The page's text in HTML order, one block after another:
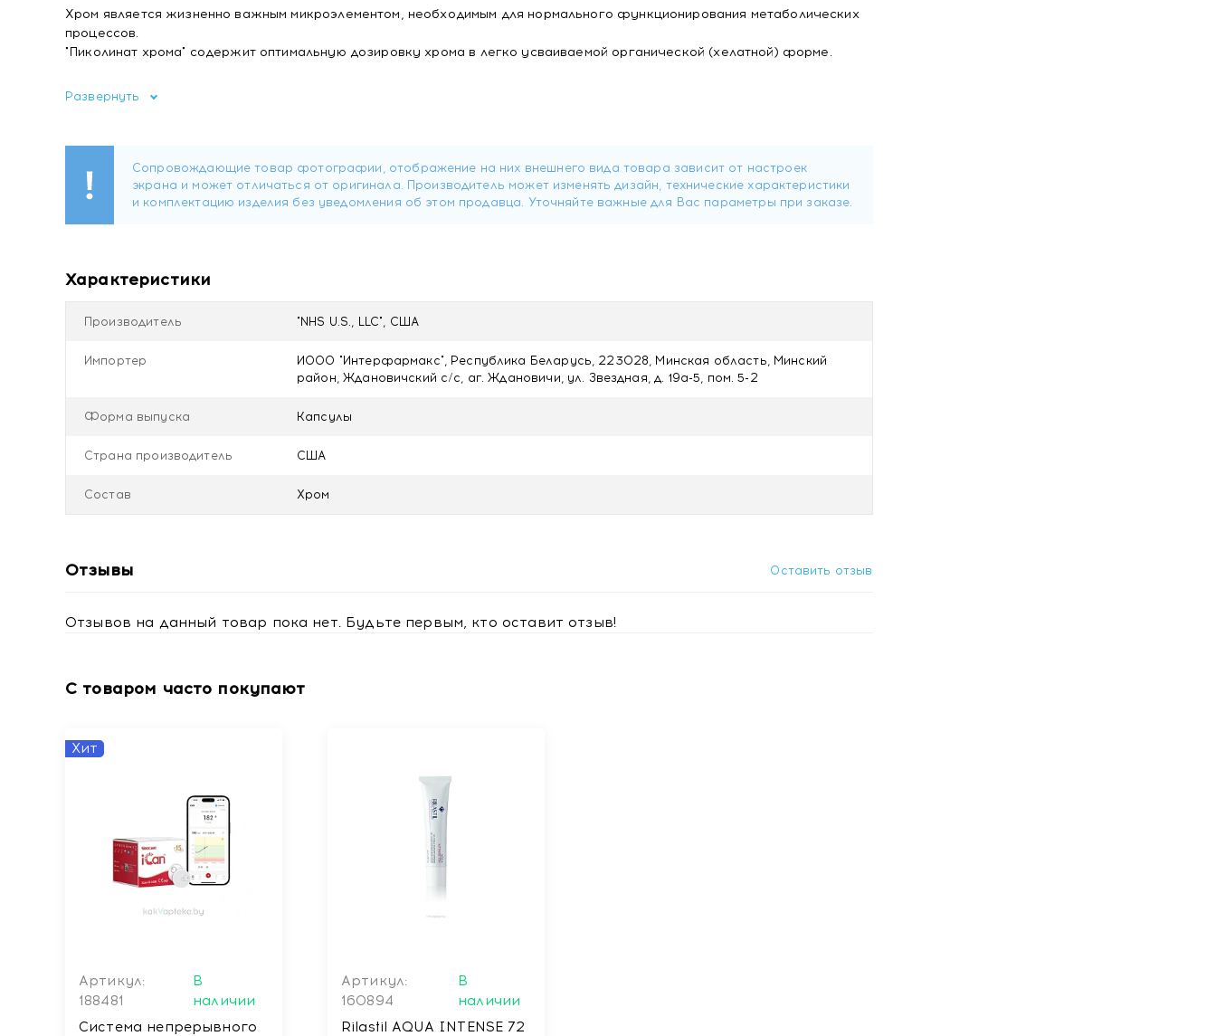
Хром является жизненно важным микроэлементом, необходимым для нормального функционирования метаболических
процессов.
"Пиколинат хрома" содержит оптимальную дозировку хрома в легко усваиваемой органической (хелатной) форме.
Состав
Форма выпуска
Капсулы массой 345 мг.
Содержание биологически активных веществ в 1 капсуле:
Рекомендации по применению
Взрослым принимать по 1 капсуле в день во время еды. Продолжительность приема - 1 месяц.
Перед применением рекомендуется проконсультироваться с врачом.
Хранить в сухом и недоступном для детей месте при температуре не выше 25°С.
Купить Solgar Пиколинат хрома 200 мкг капсулы №90 с доставкой в Минске
Развернуть
Характеристики
Производитель "NHS U.S., LLC", США
Импортер
ИООО "Интерфармакс", Республика Беларусь, 223028, Минская область, Минский
район, Ждановичский с/с, аг. Ждановичи, ул. Звездная, д. 19а-5, пом. 5-2
Форма выпуска Капсулы
Страна производитель США
Состав Хром
Отзывы Оставить отзыв
Отзывов на данный товар пока нет. Будьте первым, кто оставит отзыв!
С товаром часто покупают
Хит
Артикул:
188481
В
наличии
Система непрерывного
Артикул:
160894
В
наличии
Rilastil AQUA INTENSE 72